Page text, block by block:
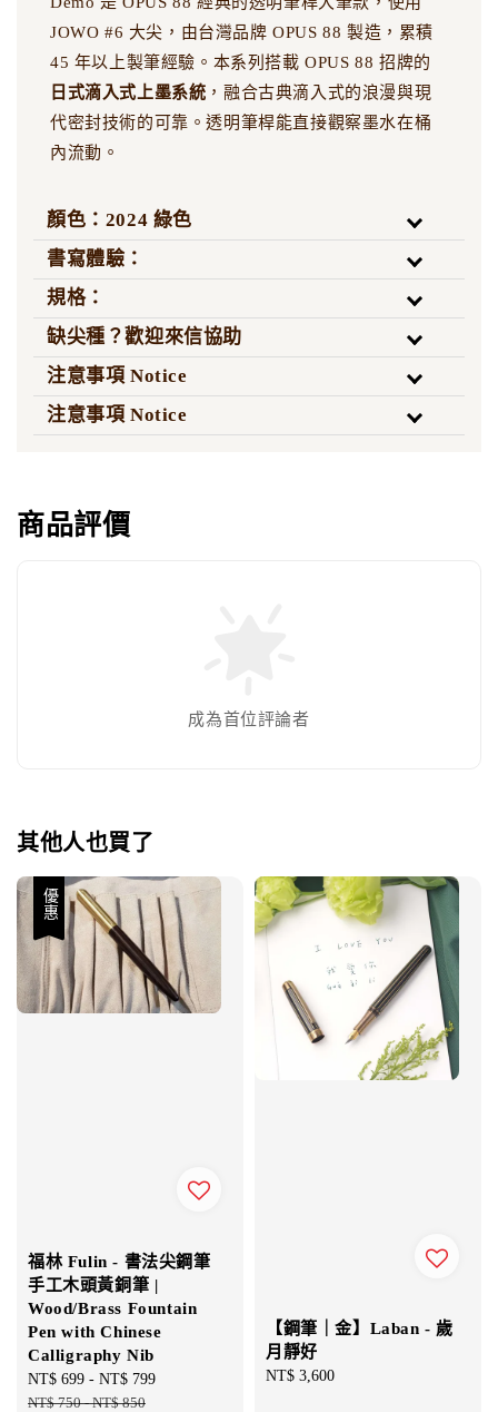
JOWO #6 大尖，由台灣品牌 OPUS 88 製造，累積
45 年以上製筆經驗。本系列搭載 OPUS 88 招牌的
日式滴入式上墨系統 ，融合古典滴入式的浪漫與現
代密封技術的可靠。透明筆桿能直接觀察墨水在桶
內流動。
顏色：2024 綠色
書寫體驗：
規格：
缺尖種？歡迎來信協助
注意事項 Notice
注意事項 Notice
商品評價
成為首位評論者
其他人也買了
優惠
福林 Fulin - 書法尖鋼筆
手工木頭黃銅筆 |
Wood/Brass Fountain
Pen with Chinese
Calligraphy Nib
Sale
price
NT$ 699 - NT$ 799
NT$ 750-NT$ 850
【鋼筆｜金】Laban - 歲
月靜好
Regular
NT$ 3,600